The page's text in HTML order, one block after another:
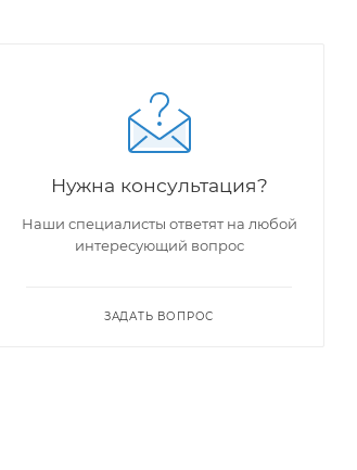
Нужна консультация?
Наши специалисты ответят на любой
интересующий вопрос
ЗАДАТЬ ВОПРОС